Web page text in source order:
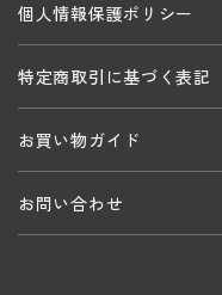
個人情報保護ポリシー
特定商取引に基づく表記
お買い物ガイド
お問い合わせ